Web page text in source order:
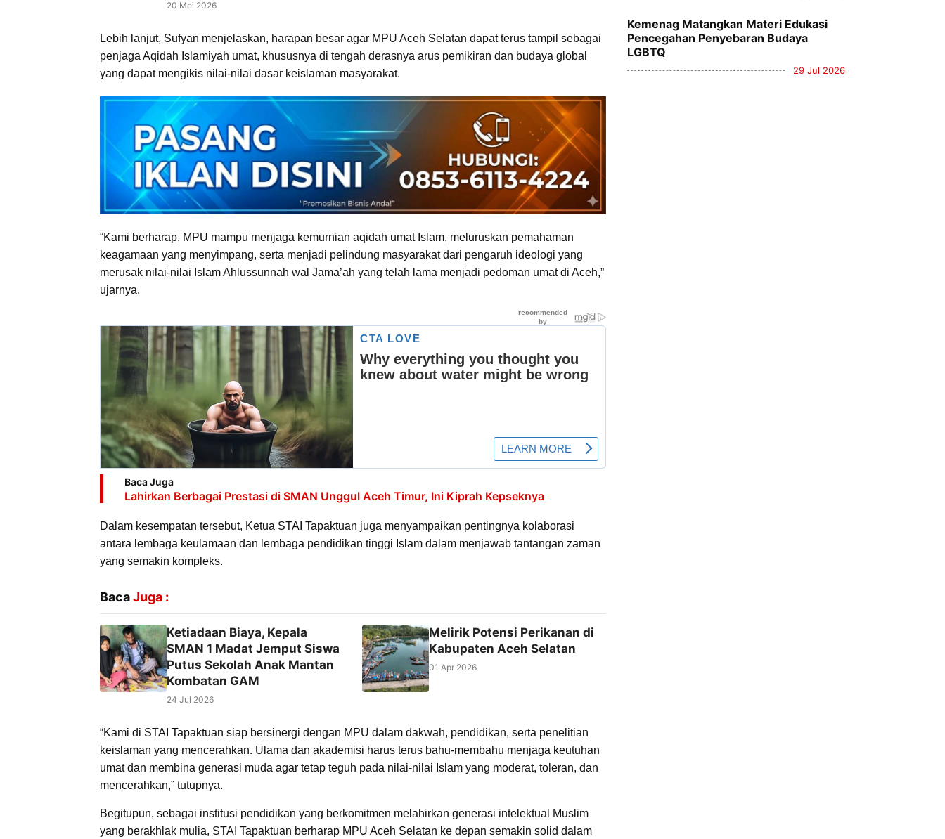
20 Mei 2026
Lebih lanjut, Sufyan menjelaskan, harapan besar agar MPU Aceh Selatan dapat terus tampil sebagai
penjaga Aqidah Islamiyah umat, khususnya di tengah derasnya arus pemikiran dan budaya global
yang dapat mengikis nilai-nilai dasar keislaman masyarakat.
“Kami berharap, MPU mampu menjaga kemurnian aqidah umat Islam, meluruskan pemahaman
keagamaan yang menyimpang, serta menjadi pelindung masyarakat dari pengaruh ideologi yang
merusak nilai-nilai Islam Ahlussunnah wal Jama’ah yang telah lama menjadi pedoman umat di Aceh,”
ujarnya.
Baca Juga
Lahirkan Berbagai Prestasi di SMAN Unggul Aceh Timur, Ini Kiprah Kepseknya
Dalam kesempatan tersebut, Ketua STAI Tapaktuan juga menyampaikan pentingnya kolaborasi
antara lembaga keulamaan dan lembaga pendidikan tinggi Islam dalam menjawab tantangan zaman
yang semakin kompleks.
BacaJuga :
Ketiadaan Biaya, Kepala
SMAN 1 Madat Jemput Siswa
Putus Sekolah Anak Mantan
Kombatan GAM
24 Jul 2026
Melirik Potensi Perikanan di
Kabupaten Aceh Selatan
01 Apr 2026
“Kami di STAI Tapaktuan siap bersinergi dengan MPU dalam dakwah, pendidikan, serta penelitian
keislaman yang mencerahkan. Ulama dan akademisi harus terus bahu-membahu menjaga keutuhan
umat dan membina generasi muda agar tetap teguh pada nilai-nilai Islam yang moderat, toleran, dan
mencerahkan,” tutupnya.
Begitupun, sebagai institusi pendidikan yang berkomitmen melahirkan generasi intelektual Muslim
yang berakhlak mulia, STAI Tapaktuan berharap MPU Aceh Selatan ke depan semakin solid dalam
Kemenag Matangkan Materi Edukasi
Pencegahan Penyebaran Budaya
LGBTQ
29 Jul 2026